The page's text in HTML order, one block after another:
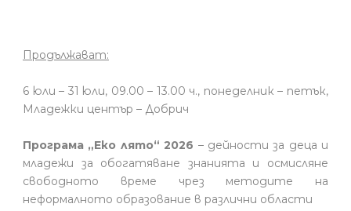
Продължават:
6 юли – 31 юли, 09.00 – 13.00 ч., понеделник – петък,
Младежки център – Добрич
Програма „Еко лято“ 2026 – дейности за деца и
младежи за обогатяване знанията и осмисляне
свободното време чрез методите на
неформалното образование в различни области